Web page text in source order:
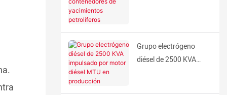
Grupo electrógeno
diésel de 2500 KVA